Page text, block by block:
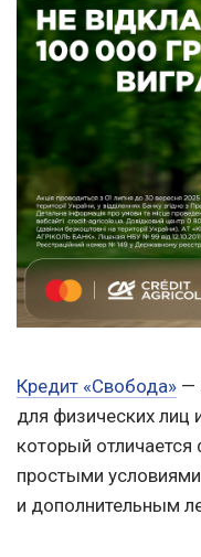
Кредит «Свобода» —
для физических
который отличается
простыми
и дополнительным